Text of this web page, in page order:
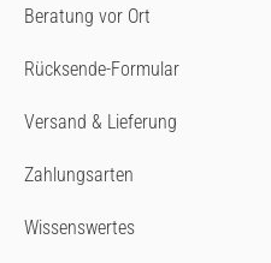
Beratung vor Ort
Rücksende-Formular
Versand & Lieferung
Zahlungsarten
Wissenswertes